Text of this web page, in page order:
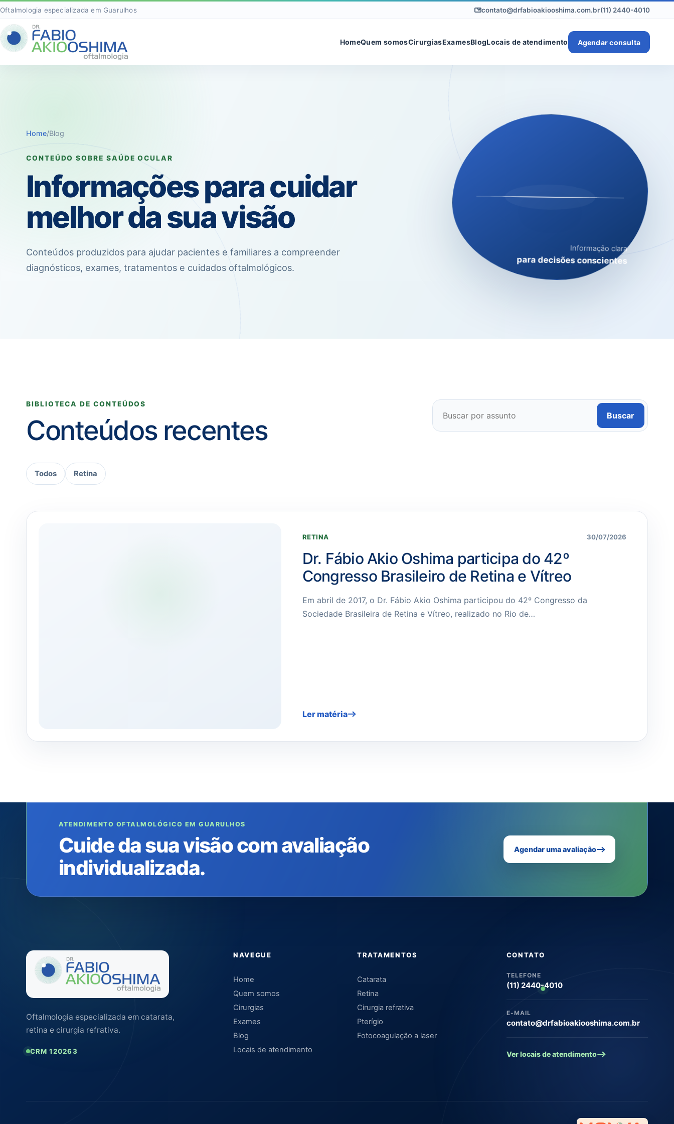
Oftalmologia especializada em Guarulhos contato@drfabioakiooshima.com.br(11) 2440-4010
HomeQuem somosCirurgiasExamesBlogLocais de atendimento Agendar consulta
Home/Blog
CONTEÚDO SOBRE SAÚDE OCULAR
Informações para cuidar
melhor da sua visão
Conteúdos produzidos para ajudar pacientes e familiares a compreender
diagnósticos, exames, tratamentos e cuidados oftalmológicos.
Informação clara
para decisões conscientes
BIBLIOTECA DE CONTEÚDOS
Conteúdos recentes Buscar
Todos Retina
RETINA 30/07/2026
Dr. Fábio Akio Oshima participa do 42º
Congresso Brasileiro de Retina e Vítreo
Em abril de 2017, o Dr. Fábio Akio Oshima participou do 42º Congresso da
Sociedade Brasileira de Retina e Vítreo, realizado no Rio de…
Ler matéria
ATENDIMENTO OFTALMOLÓGICO EM GUARULHOS
Cuide da sua visão com avaliação
individualizada.
Agendar uma avaliação
Oftalmologia especializada em catarata,
retina e cirurgia refrativa.
CRM 120263
NAVEGUE
Home
Quem somos
Cirurgias
Exames
Blog
Locais de atendimento
TRATAMENTOS
Catarata
Retina
Cirurgia refrativa
Pterígio
Fotocoagulação a laser
CONTATO
TELEFONE
(11) 2440-4010
E-MAIL
contato@drfabioakiooshima.com.br
Ver locais de atendimento